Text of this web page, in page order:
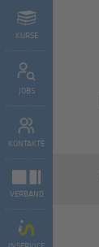
KURSE
JOBS
KONTAKTE
VERBAND